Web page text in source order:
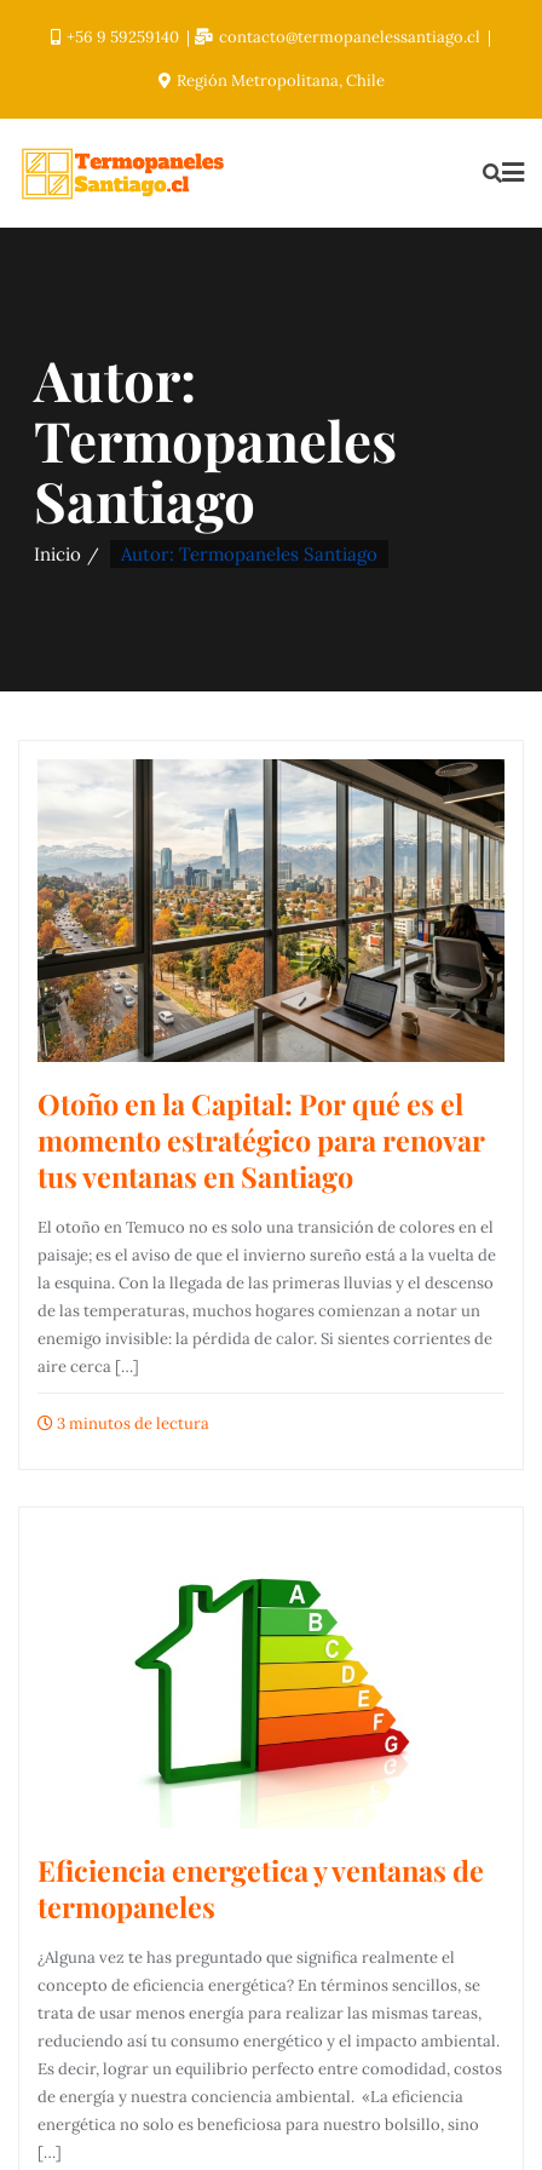
+56 9 59259140 contacto@termopanelessantiago.cl
Región Metropolitana, Chile
Autor:
Termopaneles
Santiago
Inicio Autor: Termopaneles Santiago
Otoño en la Capital: Por qué es el
momento estratégico para renovar
tus ventanas en Santiago
El otoño en Temuco no es solo una transición de colores en el
paisaje; es el aviso de que el invierno sureño está a la vuelta de
la esquina. Con la llegada de las primeras lluvias y el descenso
de las temperaturas, muchos hogares comienzan a notar un
enemigo invisible: la pérdida de calor. Si sientes corrientes de
aire cerca […]
3 minutos de lectura
Eficiencia energetica y ventanas de
termopaneles
¿Alguna vez te has preguntado que significa realmente el
concepto de eficiencia energética? En términos sencillos, se
trata de usar menos energía para realizar las mismas tareas,
reduciendo así tu consumo energético y el impacto ambiental.
Es decir, lograr un equilibrio perfecto entre comodidad, costos
de energía y nuestra conciencia ambiental. «La eficiencia
energética no solo es beneficiosa para nuestro bolsillo, sino
[…]